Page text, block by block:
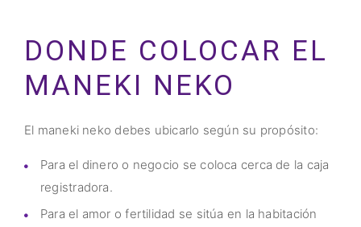
DONDE COLOCAR EL
MANEKI NEKO
El maneki neko debes ubicarlo según su propósito:
Para el dinero o negocio se coloca cerca de la caja
registradora.
Para el amor o fertilidad se sitúa en la habitación